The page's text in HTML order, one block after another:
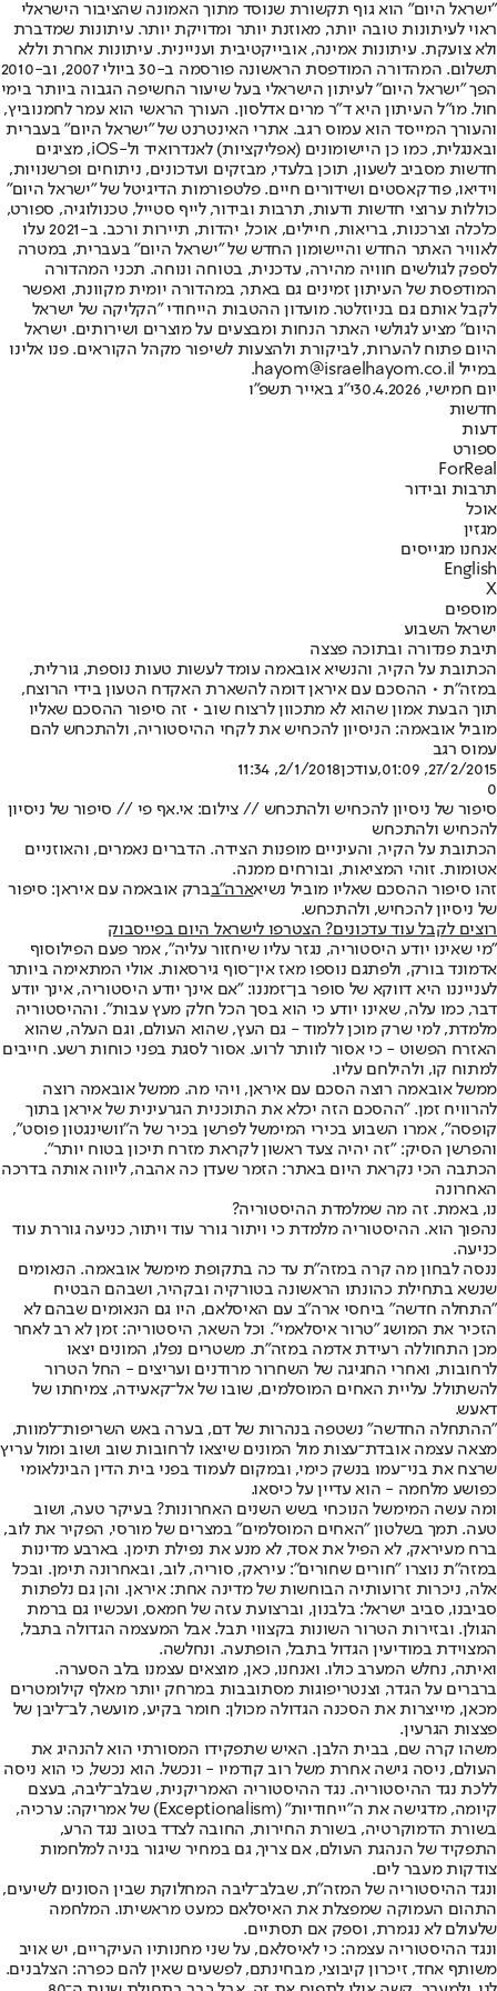
"ישראל היום" הוא גוף תקשורת שנוסד מתוך האמונה שהציבור הישראלי
ראוי לעיתונות טובה יותר, מאוזנת יותר ומדויקת יותר. עיתונות שמדברת
ולא צועקת. עיתונות אמינה, אובייקטיבית ועניינית. עיתונות אחרת וללא
תשלום. המהדורה המודפסת הראשונה פורסמה ב-30 ביולי 2007, וב-2010
הפך "ישראל היום" לעיתון הישראלי בעל שיעור החשיפה הגבוה ביותר בימי
חול. מו"ל העיתון היא ד"ר מרים אדלסון. העורך הראשי הוא עמר לחמנוביץ,
והעורך המייסד הוא עמוס רגב. אתרי האינטרנט של "ישראל היום" בעברית
ובאנגלית, כמו כן היישומונים (אפליקציות) לאנדרואיד ול-iOS, מציגים
חדשות מסביב לשעון, תוכן בלעדי, מבזקים ועדכונים, ניתוחים ופרשנויות,
וידיאו, פודקאסטים ושידורים חיים. פלטפורמות הדיגיטל של "ישראל היום"
כוללות ערוצי חדשות ודעות, תרבות ובידור, לייף סטייל, טכנולוגיה, ספורט,
כלכלה וצרכנות, בריאות, חיילים, אוכל, יהדות, תיירות ורכב. ב-2021 עלו
לאוויר האתר החדש והיישומון החדש של "ישראל היום" בעברית, במטרה
לספק לגולשים חוויה מהירה, עדכנית, בטוחה ונוחה. תכני המהדורה
המודפסת של העיתון זמינים גם באתר, במהדורה יומית מקוונת, ואפשר
לקבל אותם גם בניוזלטר. מועדון ההטבות הייחודי "הקליקה של ישראל
היום" מציע לגולשי האתר הנחות ומבצעים על מוצרים ושירותים. ישראל
היום פתוח להערות, לביקורת ולהצעות לשיפור מקהל הקוראים. פנו אלינו
במייל hayom@israelhayom.co.il.
יום חמישי, 30.4.2026
י"ג באייר תשפ"ו
חדשות
דעות
ספורט
ForReal
תרבות ובידור
אוכל
מגזין
אנחנו מגייסים
English
X
מוספים
ישראל השבוע
תיבת פנדורה ובתוכה פצצה
הכתובת על הקיר, והנשיא אובאמה עומד לעשות טעות נוספת, גורלית,
במזה"ת • ההסכם עם איראן דומה להשארת האקדח הטעון בידי הרוצח,
תוך הבעת אמון שהוא לא מתכוון לרצוח שוב • זה סיפור ההסכם שאליו
מוביל אובאמה: הניסיון להכחיש את לקחי ההיסטוריה, ולהתכחש להם
עמוס רגב
27/2/2015, 01:09
,עודכן2/1/2018, 11:34
0
סיפור של ניסיון להכחיש ולהתכחש // צילום: אי.אף פי // סיפור של ניסיון
להכחיש ולהתכחש
הכתובת על הקיר, והעיניים מופנות הצידה. הדברים נאמרים, והאוזניים
אטומות. זוהי המציאות, ובורחים ממנה.
זהו סיפור ההסכם שאליו מוביל נשיאארה"בברק אובאמה עם איראן: סיפור
של ניסיון להכחיש, ולהתכחש.
רוצים לקבל עוד עדכונים? הצטרפו לישראל היום בפייסבוק
"מי שאינו יודע היסטוריה, נגזר עליו שיחזור עליה", אמר פעם הפילוסוף
אדמונד בורק, ולפתגם נוספו מאז אין־סוף גירסאות. אולי המתאימה ביותר
לענייננו היא דווקא של סופר בן־זמננו: "אם אינך יודע היסטוריה, אינך יודע
דבר, כמו עלה, שאינו יודע כי הוא בסך הכל חלק מעץ עבות". וההיסטוריה
מלמדת, למי שרק מוכן ללמוד - גם העץ, שהוא העולם, וגם העלה, שהוא
האזרח הפשוט - כי אסור לוותר לרוע. אסור לסגת בפני כוחות רשע. חייבים
למתוח קו, ולהילחם עליו.
ממשל אובאמה רוצה הסכם עם איראן, ויהי מה. ממשל אובאמה רוצה
להרוויח זמן. "ההסכם הזה יכלא את התוכנית הגרעינית של איראן בתוך
קופסה", אמרו השבוע בכירי המימשל לפרשן בכיר של ה"וושינגטון פוסט",
והפרשן הסיק: "זה יהיה צעד ראשון לקראת מזרח תיכון בטוח יותר".
הכתבה הכי נקראת היום באתר: הזמר שעדן כה אהבה, ליווה אותה בדרכה
האחרונה
נו, באמת. זה מה שמלמדת ההיסטוריה?
נהפוך הוא. ההיסטוריה מלמדת כי ויתור גורר עוד ויתור, כניעה גוררת עוד
כניעה.
ננסה לבחון מה קרה במזה"ת עד כה בתקופת מימשל אובאמה. הנאומים
שנשא בתחילת כהונתו הראשונה בטורקיה ובקהיר, ושבהם הבטיח
"התחלה חדשה" ביחסי ארה"ב עם האיסלאם, היו גם הנאומים שבהם לא
הזכיר את המושג "טרור איסלאמי". וכל השאר, היסטוריה: זמן לא רב לאחר
מכן התחוללה רעידת אדמה במזה"ת. משטרים נפלו, המונים יצאו
לרחובות, ואחרי החגיגה של השחרור מרודנים ועריצים - החל הטרור
להשתולל. עליית האחים המוסלמים, שובו של אל־קאעידה, צמיחתו של
דאעש.
"ההתחלה החדשה" נשטפה בנהרות של דם, בערה באש השריפות־למוות,
מצאה עצמה אובדת־עצות מול המונים שיצאו לרחובות שוב ושוב ומול עריץ
שרצח את בני־עמו בנשק כימי, ובמקום לעמוד בפני בית הדין הבינלאומי
כפושע מלחמה - הוא עדיין על כיסאו.
ומה עשה המימשל הנוכחי בשש השנים האחרונות? בעיקר טעה, ושוב
טעה. תמך בשלטון "האחים המוסלמים" במצרים של מורסי, הפקיר את לוב,
ברח מעיראק, לא הפיל את אסד, לא מנע את נפילת תימן. בארבע מדינות
במזה"ת נוצרו "חורים שחורים": עיראק, סוריה, לוב, ובאחרונה תימן. ובכל
אלה, ניכרות זרועותיה הבוחשות של מדינה אחת: איראן. והן גם נלפתות
סביבנו, סביב ישראל: בלבנון, וברצועת עזה של חמאס, ועכשיו גם ברמת
הגולן. ובזירות הטרור השונות בקצווי תבל. אבל המעצמה הגדולה בתבל,
המצוידת במודיעין הגדול בתבל, הופתעה. ונחלשה.
ואיתה, נחלש המערב כולו. ואנחנו, כאן, מוצאים עצמנו בלב הסערה.
ברברים על הגדר, וצנטריפוגות מסתובבות במרחק יותר מאלף קילומטרים
מכאן, מייצרות את הסכנה הגדולה מכולן: חומר בקיע, מועשר, לב־ליבן של
פצצות הגרעין.
משהו קרה שם, בבית הלבן. האיש שתפקידו המסורתי הוא להנהיג את
העולם, ניסה גישה אחרת משל רוב קודמיו - ונכשל. הוא נכשל, כי הוא ניסה
ללכת נגד ההיסטוריה. נגד ההיסטוריה האמריקנית, שבלב־ליבה, בעצם
קיומה, מדגישה את ה"ייחודיות" (Exceptionalism) של אמריקה: ערכיה,
בשורת הדמוקרטיה, בשורת החירות, החובה לצדד בטוב נגד הרע,
התפקיד של הנהגת העולם, אם צריך, גם במחיר שיגור בניה למלחמות
צודקות מעבר לים.
ונגד ההיסטוריה של המזה"ת, שבלב־ליבה המחלוקת שבין הסונים לשיעים,
התהום העמוקה שמפצלת את האיסלאם כמעט מראשיתו. המלחמה
שלעולם לא נגמרת, וספק אם תסתיים.
ונגד ההיסטוריה עצמה: כי לאיסלאם, על שני מחנותיו העיקריים, יש אויב
משותף אחד, זיכרון קיבוצי, מבחינתם, לפשעים שאין להם כפרה: הצלבנים.